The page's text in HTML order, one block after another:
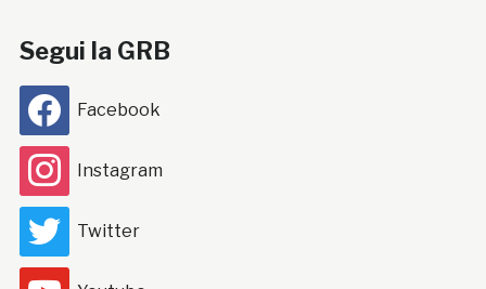
Segui la GRB
Facebook
Instagram
Twitter